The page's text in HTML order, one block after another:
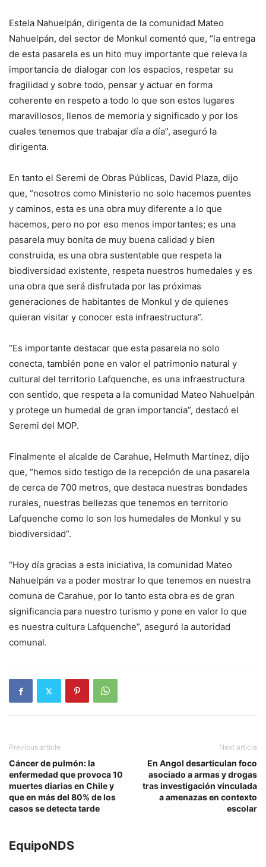
Estela Nahuelpán, dirigenta de la comunidad Mateo
Nahuelpán, del sector de Monkul comentó que, “la entrega
de esta pasarela es un hito muy importante que releva la
importancia de dialogar con los espacios, respetar su
fragilidad y sobre todo, pensar y actuar en forma
coherente en respeto a todo lo que son estos lugares
maravillosos, llenos de memoria y significado y por los
cuales tenemos que trabajar día a día”, aseguró la
dirigenta.
En tanto el Seremi de Obras Públicas, David Plaza, dijo
que, “nosotros como Ministerio no solo hacemos puentes
y caminos, esta es una obra muy diferente a lo que
hacemos, pero no por eso menos importantes; es una
pasarela muy bonita de muy buena calidad y bien
construida, es una obra sustentable que respeta la
biodiversidad existente, respeta nuestros humedales y es
una obra que será disfrutada por las próximas
generaciones de habitantes de Monkul y de quienes
quieran visitar y conocer esta infraestructura”.
“Es importante destacar que esta pasarela no solo
conecta, también pone en valor el patrimonio natural y
cultural del territorio Lafquenche, es una infraestructura
con sentido, que respeta a la comunidad Mateo Nahuelpán
y protege un humedal de gran importancia”, destacó el
Seremi del MOP.
Finalmente el alcalde de Carahue, Helmuth Martínez, dijo
que, “hemos sido testigo de la recepción de una pasarela
de cerca de 700 metros, que destaca nuestras bondades
rurales, nuestras bellezas que tenemos en territorio
Lafquenche como lo son los humedales de Monkul y su
biodiversidad”.
“Hoy día gracias a esta iniciativa, la comunidad Mateo
Nahuelpán va a poder mostrar lo que tenemos en nuestra
comuna de Carahue, por lo tanto esta obra es de gran
significancia para nuestro turismo y pone en valor lo que
es nuestra cultura Lafquenche”, aseguró la autoridad
comunal.
Previous article
Cáncer de pulmón: la
enfermedad que provoca 10
muertes diarias en Chile y
que en más del 80% de los
casos se detecta tarde
Next article
En Angol desarticulan foco
asociado a armas y drogas
tras investigación vinculada
a amenazas en contexto
escolar
EquipoNDS